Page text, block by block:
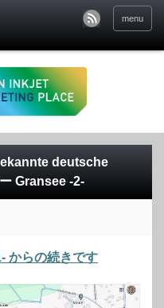
menu
deutsche
Gransee -2-
らの続きです